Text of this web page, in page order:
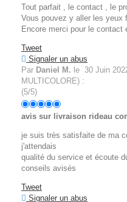
Tout parfait , le contact , le
Vous pouvez y aller les yeux
Encore merci pour le contact
Tweet
Signaler un abus
Par Daniel M. le 30 Juin
MULTICOLORE) :
(5/5)
avis sur livraison rideau
je suis très satisfaite de ma
j'attendais
qualité du service et écoute
conseils avisés
Tweet
Signaler un abus